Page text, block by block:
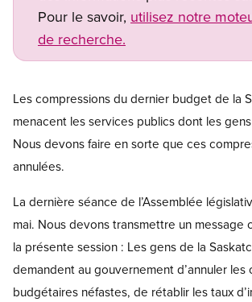
Pour le savoir, utilisez notre
de recherche.
Les compressions du dernier budget de la
menacent les services publics dont les
Nous devons faire en sorte que ces
annulées.
La dernière séance de l’Assemblée
mai. Nous devons transmettre un message
la présente session : Les gens de la
demandent au gouvernement d’annuler les
budgétaires néfastes, de rétablir les taux